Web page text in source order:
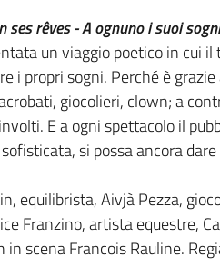
ses rêves - A ognuno i suoi sogni
un viaggio poetico in cui
i propri sogni. Perché è
giocolieri, clown; a
E a ogni spettacolo il
si possa ancora
equilibrista, Aivjà Pezza,
Franzino, artista equestre,
scena Francois Rauline.